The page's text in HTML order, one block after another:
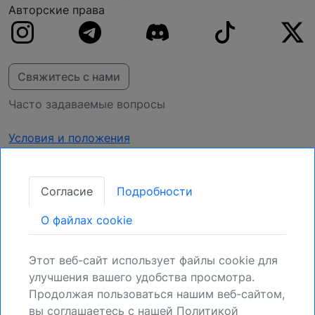
Авторские права
Свяжитесь с нами
Часто задаваемые вопросы
Условия и положения
Получать обновления
Закрепите свою позицию:
возможностей.
Регистрация
Согласие Подробности
O файлах cookie
Этот веб-сайт использует файлы cookie для
улучшения вашего удобства просмотра.
Продолжая пользоваться нашим веб-сайтом,
вы соглашаетесь с нашей Политикой